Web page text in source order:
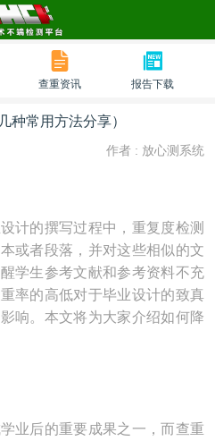
查重资讯 报告下载
种常用方法分享）
作者 : 放心测系统
计的撰写过程中，重复度检测
或者段落，并对这些相似的文
学生参考文献和参考资料不充
率的高低对于毕业设计的致真
响。本文将为大家介绍如何降
业后的重要成果之一，而查重